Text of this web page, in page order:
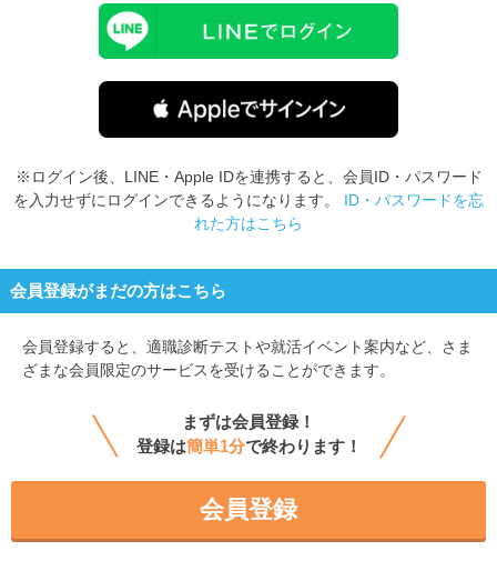
※ログイン後、LINE・Apple IDを連携すると、会員ID・パスワード
を入力せずにログインできるようになります。 ID・パスワードを忘
れた方はこちら
会員登録がまだの方はこちら
会員登録すると、 適職診断テストや就活イベント案内など、さま
ざまな会員限定のサービスを受けることができます。
まずは会員登録！
登録は簡単1分で終わります！
会員登録